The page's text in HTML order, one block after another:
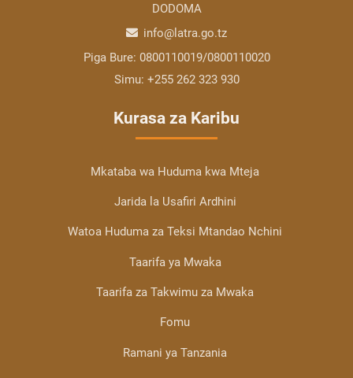
DODOMA
info@latra.go.tz
Piga Bure: 0800110019/0800110020
Simu: +255 262 323 930
Kurasa za Karibu
Mkataba wa Huduma kwa Mteja
Jarida la Usafiri Ardhini
Watoa Huduma za Teksi Mtandao Nchini
Taarifa ya Mwaka
Taarifa za Takwimu za Mwaka
Fomu
Ramani ya Tanzania